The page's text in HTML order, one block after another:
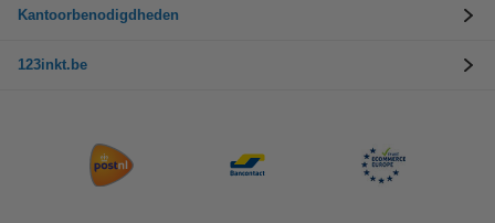
Kantoorbenodigdheden
123inkt.be